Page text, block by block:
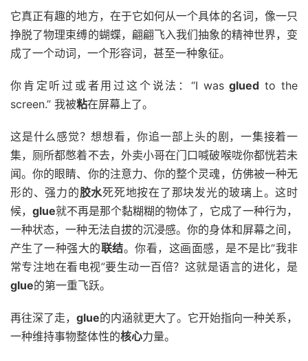
它真正有趣的地方，在于它如何从一个具体的名词，像一只
挣脱了物理束缚的蝴蝶，翩翩飞入我们抽象的精神世界，变
成了一个动词，一个形容词，甚至一种象征。
你肯定听过或者用过这个说法：“I wasglued to the
screen.” 我被粘在屏幕上了。
这是什么感觉？想想看，你追一部上头的剧，一集接着一
集，厕所都憋着不去，外卖小哥在门口喊破喉咙你都恍若未
闻。你的眼睛、你的注意力、你的整个灵魂，仿佛被一种无
形的、强力的胶水死死地按在了那块发光的玻璃上。这时
候， glue就不再是那个黏糊糊的物体了，它成了一种行为，
一种状态，一种无法自拔的沉浸感。你的身体和屏幕之间，
产生了一种强大的联结。你看，这画面感，是不是比“我非
常专注地在看电视”要生动一百倍？这就是语言的进化，是
glue的第一重飞跃。
再往深了走， glue的内涵就更大了。它开始指向一种关系，
一种维持事物整体性的核心力量。